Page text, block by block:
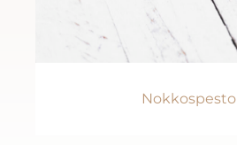
Nokkospesto